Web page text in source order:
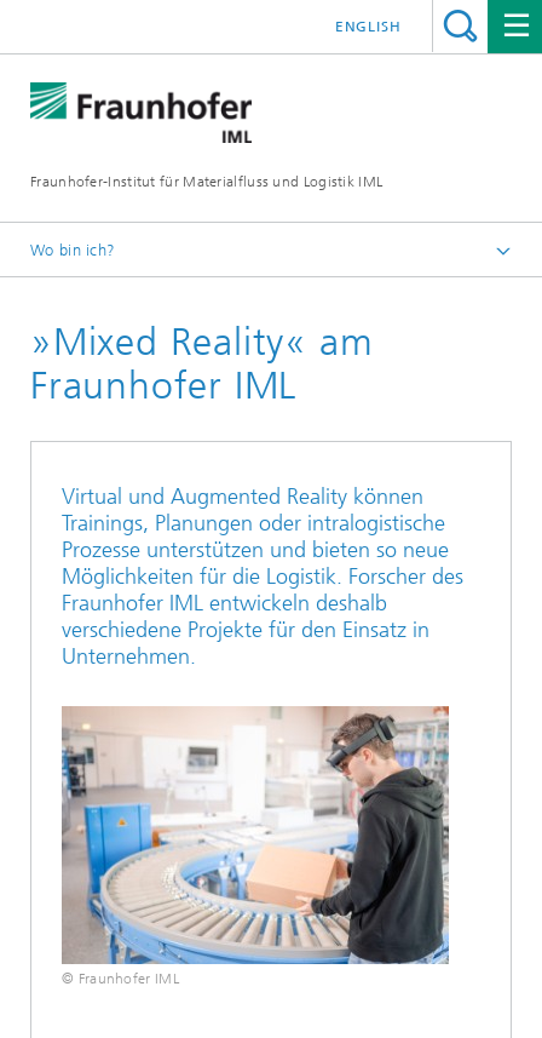
Fraunhofer-Institut für Materialfluss und Logistik IML
ENGLISH
Wo bin ich?
Presse / Medien
Ausgabe #22
»Mixed Reality« am
Fraunhofer IML
Virtual und Augmented Reality können
Trainings, Planungen oder intralogistische
Prozesse unterstützen und bieten so neue
Möglichkeiten für die Logistik. Forscher des
Fraunhofer IML entwickeln deshalb
verschiedene Projekte für den Einsatz in
Unternehmen.
© Fraunhofer IML